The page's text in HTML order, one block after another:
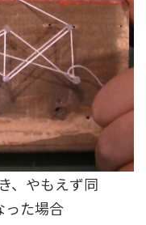
、やもえず同
った場合